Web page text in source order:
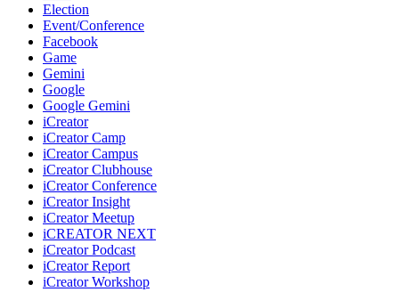
Election
Event/Conference
Facebook
Game
Gemini
Google
Google Gemini
iCreator
iCreator Camp
iCreator Campus
iCreator Clubhouse
iCreator Conference
iCreator Insight
iCreator Meetup
iCREATOR NEXT
iCreator Podcast
iCreator Report
iCreator Workshop